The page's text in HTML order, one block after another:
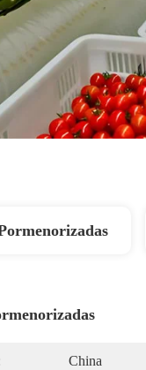
China